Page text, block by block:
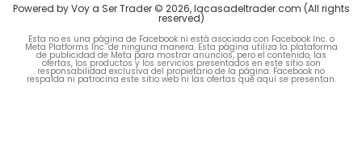
Powered by Voy a Ser Trader © 2026, lacasadeltrader.com (All rights
reserved)
Esta no es una página de Facebook ni está asociada con Facebook Inc. o
Meta Platforms Inc. de ninguna manera. Esta página utiliza la plataforma
de publicidad de Meta para mostrar anuncios, pero el contenido, las
ofertas, los productos y los servicios presentados en este sitio son
responsabilidad exclusiva del propietario de la página. Facebook no
respalda ni patrocina este sitio web ni las ofertas que aquí se presentan.